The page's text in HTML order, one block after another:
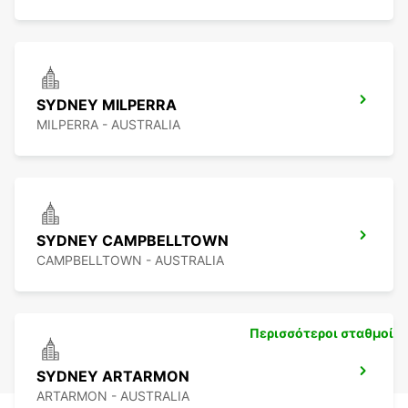
SYDNEY MILPERRA
MILPERRA - AUSTRALIA
SYDNEY CAMPBELLTOWN
CAMPBELLTOWN - AUSTRALIA
SYDNEY ARTARMON
ARTARMON - AUSTRALIA
Περισσότεροι σταθμοί